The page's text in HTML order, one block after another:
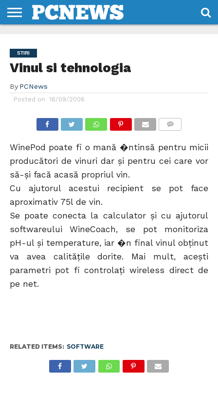
NOI
SI
CONDITII
STIRI
Vinul si tehnologia
By PCNews
Posted on 16/09/2006
WinePod poate fi o mană �ntinsă pentru micii
producători de vinuri dar şi pentru cei care vor
să-şi facă acasă propriul vin.
Cu ajutorul acestui recipient se pot face
aproximativ 75l de vin.
Se poate conecta la calculator şi cu ajutorul
softwareului WineCoach, se pot monitoriza
pH-ul şi temperature, iar �n final vinul obţinut
va avea calităţile dorite. Mai mult, aceşti
parametri pot fi controlaţi wireless direct de
pe net.
RELATED ITEMS: SOFTWARE